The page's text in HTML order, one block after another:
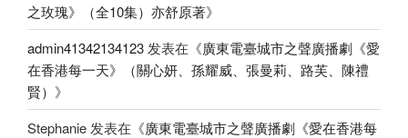
之玫瑰》（全10集）亦舒原著》
admin41342134123 发表在《廣東電臺城市之聲廣播劇《愛
在香港每一天》（關心妍、孫耀威、張曼莉、路芙、陳禮
賢） 》
Stephanie 发表在《廣東電臺城市之聲廣播劇《愛在香港每